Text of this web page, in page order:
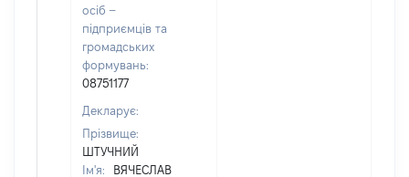
осіб –
підприємців та
громадських
формувань:
08751177
Декларує:
Прізвище:
ШТУЧНИЙ
Ім'я:
ВЯЧЕСЛАВ